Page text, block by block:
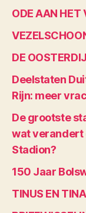
ODE AAN HET
DE
Deelstaten
Rijn: meer
De grootste
wat verandert
Stadion?
150 Jaar
TINUS EN